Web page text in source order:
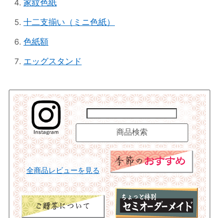
家紋色紙
十二支揃い（ミニ色紙）
色紙額
エッグスタンド
全商品レビューを見る